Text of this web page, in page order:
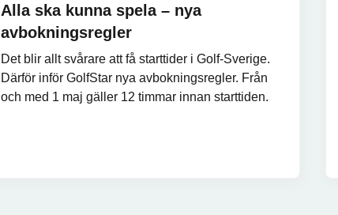
Alla ska kunna spela – nya
avbokningsregler
Det blir allt svårare att få starttider i Golf-Sverige.
Därför inför GolfStar nya avbokningsregler. Från
och med 1 maj gäller 12 timmar innan starttiden.